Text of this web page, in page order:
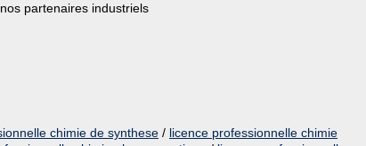
partenaires industriels
chimie de synthese / licence professionnelle chimie